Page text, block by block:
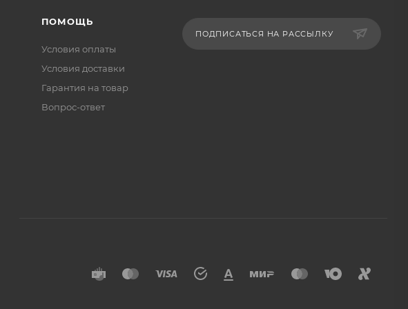
ПОМОЩЬ
Условия оплаты
Условия доставки
Гарантия на товар
Вопрос-ответ
ПОДПИСАТЬСЯ НА РАССЫЛКУ